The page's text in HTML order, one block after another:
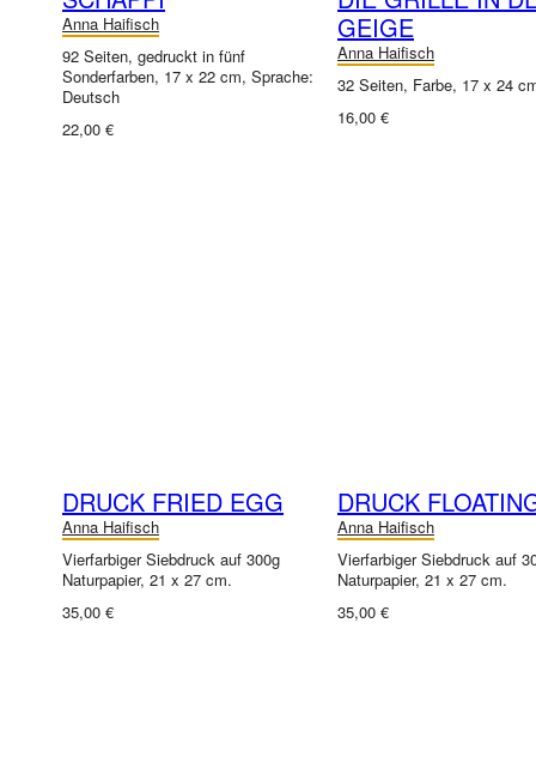
Anna Haifisch
92 Seiten, gedruckt in fünf
Sonderfarben, 17 x 22 cm, Sprache:
Deutsch
22,00 €
GEIGE
Anna Haifisch
32 Seiten, Farbe, 17 x 24
16,00 €
DRUCK FRIED EGG
Anna Haifisch
Vierfarbiger Siebdruck auf 300g
Naturpapier, 21 x 27 cm.
35,00 €
DRUCK
Anna Haifisch
Vierfarbiger Siebdruck auf
Naturpapier, 21 x 27 cm.
35,00 €